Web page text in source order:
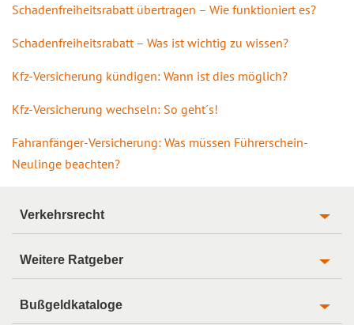
Schadenfreiheitsrabatt übertragen – Wie funktioniert es?
Schadenfreiheitsrabatt – Was ist wichtig zu wissen?
Kfz-Versicherung kündigen: Wann ist dies möglich?
Kfz-Versicherung wechseln: So geht´s!
Fahranfänger-Versicherung: Was müssen Führerschein-
Neulinge beachten?
Verkehrsrecht
Weitere Ratgeber
Bußgeldkataloge